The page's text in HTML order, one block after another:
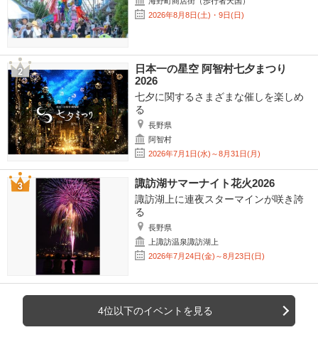
2026年8月8日(土)・9日(日)
日本一の星空 阿智村七夕まつり
2026
七夕に関するさまざまな催しを楽しめ
る
長野県
阿智村
2026年7月1日(水)～8月31日(月)
諏訪湖サマーナイト花火2026
諏訪湖上に連夜スターマインが咲き誇
る
長野県
上諏訪温泉諏訪湖上
2026年7月24日(金)～8月23日(日)
4位以下のイベントを見る